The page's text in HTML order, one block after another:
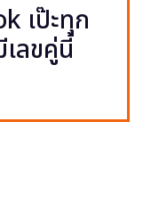
เป๊ะทุก
ลขคู่นี้